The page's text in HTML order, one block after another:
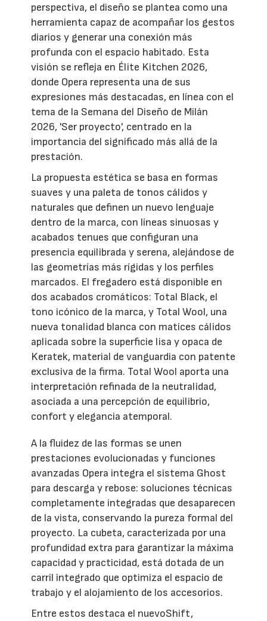
perspectiva, el diseño se plantea como una
herramienta capaz de acompañar los gestos
diarios y generar una conexión más
profunda con el espacio habitado. Esta
visión se refleja en Élite Kitchen 2026,
donde Opera representa una de sus
expresiones más destacadas, en línea con el
tema de la Semana del Diseño de Milán
2026, 'Ser proyecto', centrado en la
importancia del significado más allá de la
prestación.
La propuesta estética se basa en formas
suaves y una paleta de tonos cálidos y
naturales que definen un nuevo lenguaje
dentro de la marca, con líneas sinuosas y
acabados tenues que configuran una
presencia equilibrada y serena, alejándose de
las geometrías más rígidas y los perfiles
marcados. El fregadero está disponible en
dos acabados cromáticos: Total Black, el
tono icónico de la marca, y Total Wool, una
nueva tonalidad blanca con matices cálidos
aplicada sobre la superficie lisa y opaca de
Keratek, material de vanguardia con patente
exclusiva de la firma. Total Wool aporta una
interpretación refinada de la neutralidad,
asociada a una percepción de equilibrio,
confort y elegancia atemporal.
A la fluidez de las formas se unen
prestaciones evolucionadas y funciones
avanzadas Opera integra el sistema Ghost
para descarga y rebose: soluciones técnicas
completamente integradas que desaparecen
de la vista, conservando la pureza formal del
proyecto. La cubeta, caracterizada por una
profundidad extra para garantizar la máxima
capacidad y practicidad, está dotada de un
carril integrado que optimiza el espacio de
trabajo y el alojamiento de los accesorios.
Entre estos destaca el nuevoShift,